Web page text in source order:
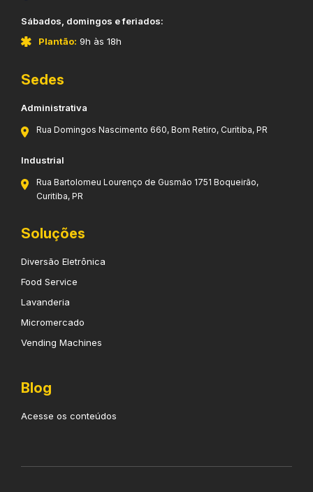
​Sábados, domingos e feriados:
Plantão: 9h às 18h
Sedes
Administrativa
Rua Domingos Nascimento 660, Bom Retiro, Curitiba, PR
Industrial
Rua Bartolomeu Lourenço de Gusmão 1751 Boqueirão,
Curitiba, PR
Soluções
Diversão Eletrônica
Food Service
Lavanderia
Micromercado
Vending Machines
Blog
Acesse os conteúdos